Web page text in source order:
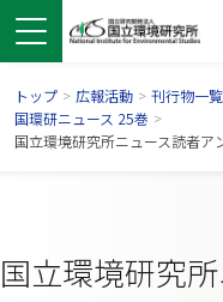
トップ > 広報活動 > 刊行物一覧
国環研ニュース 25巻 >
国立環境研究所ニュース読者ア
国立環境研究